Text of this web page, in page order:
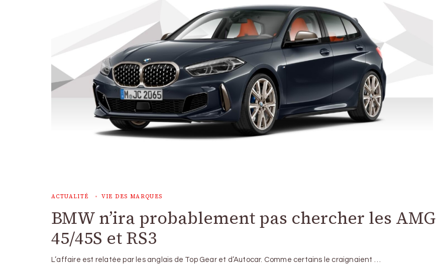
ACTUALITÉ VIE DES MARQUES
BMW n’ira probablement pas chercher les AMG
45/45S et RS3
L’affaire est relatée par les anglais de Top Gear et d’Autocar. Comme certains le craignaient …